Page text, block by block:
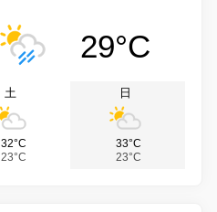
29°C
土
32°C
23°C
日
33°C
23°C